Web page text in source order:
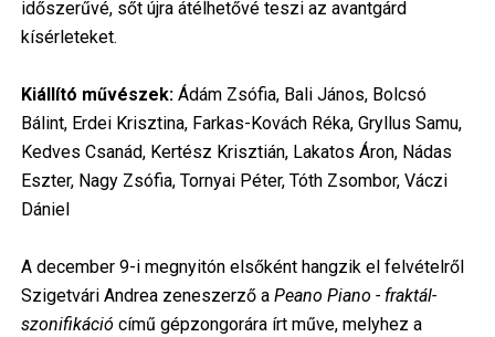
időszerűvé, sőt újra átélhetővé teszi az avantgárd
kísérleteket.
Kiállító művészek:Ádám Zsófia, Bali János, Bolcsó
Bálint, Erdei Krisztina, Farkas-Kovách Réka, Gryllus Samu,
Kedves Csanád, Kertész Krisztián, Lakatos Áron, Nádas
Eszter, Nagy Zsófia, Tornyai Péter, Tóth Zsombor, Váczi
Dániel
A december 9-i megnyitón elsőként hangzik el felvételről
Szigetvári Andrea zeneszerző a Peano Piano - fraktál-
szonifikáció című gépzongorára írt műve, melyhez a